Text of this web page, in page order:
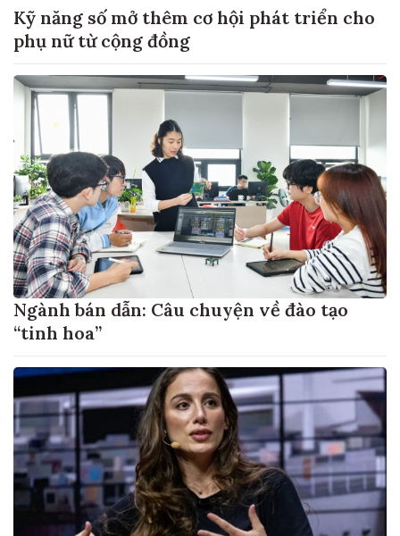
Kỹ năng số mở thêm cơ hội phát triển cho
phụ nữ từ cộng đồng
Ngành bán dẫn: Câu chuyện về đào tạo
“tinh hoa”